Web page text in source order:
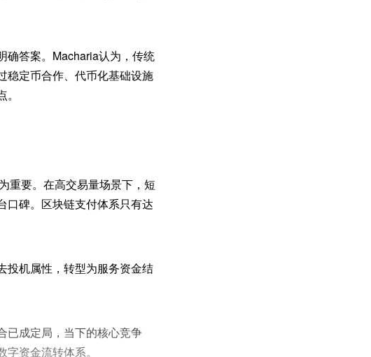
确答案。Macharia认为，传统
稳定币合作、代币化基础设施
重要。在高交易量场景下，短
口碑。区块链支付体系只有达
投机属性，转型为服务资金结
已成定局，当下的核心竞争
资金流转体系。